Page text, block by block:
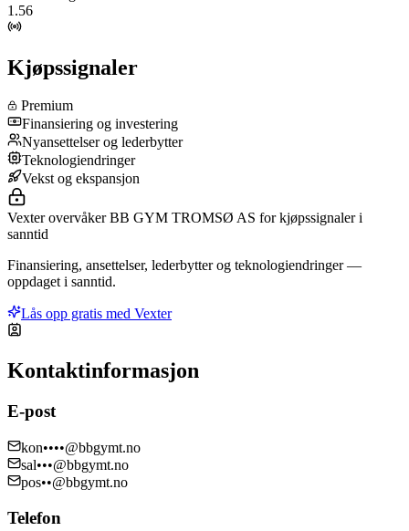
1.56
Kjøpssignaler
Premium
Finansiering og investering
Nyansettelser og lederbytter
Teknologiendringer
Vekst og ekspansjon
Vexter overvåker BB GYM TROMSØ AS for kjøpssignaler i
sanntid
Finansiering, ansettelser, lederbytter og teknologiendringer —
oppdaget i sanntid.
Lås opp gratis med Vexter
Kontaktinformasjon
E-post
kon••••@bbgymt.no
sal•••@bbgymt.no
pos••@bbgymt.no
Telefon